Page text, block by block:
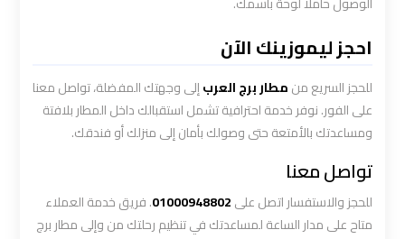
احجز ليموزينك الآن
للحجز السريع منمطار برج العربإلى وجهتك المفضلة، تواصل معنا
على الفور. نوفر خدمة احترافية تشمل استقبالك داخل المطار بلافتة
ومساعدتك بالأمتعة حتى وصولك بأمان إلى منزلك أو فندقك.
تواصل معنا
للحجز والاستفسار اتصل على01000948802. فريق خدمة العملاء
متاح على مدار الساعة لمساعدتك في تنظيم رحلتك من وإلى مطار برج
القاهرة
ليموزين
السخنة
ليموزين
القاهرة
اسكندرية